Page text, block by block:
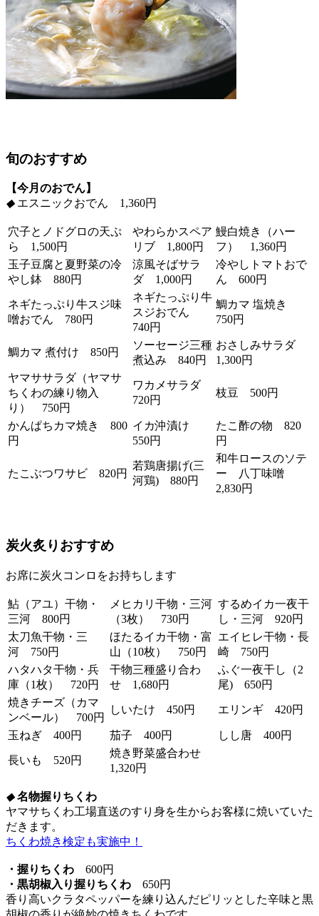
旬のおすすめ
【今月のおでん】
◆エスニックおでん 1,360円
穴子とノドグロの天ぷ
ら 1,500円
やわらかスペア
リブ 1,800円
鰻白焼き（ハー
フ） 1,360円
玉子豆腐と夏野菜の冷
やし鉢 880円
涼風そばサラ
ダ 1,000円
冷やしトマトおで
ん 600円
ネギたっぷり牛スジ味
噌おでん 780円
ネギたっぷり牛
スジおでん
740円
鯛カマ 塩焼き
750円
鯛カマ 煮付け 850円
ソーセージ三種
煮込み 840円
おさしみサラダ
1,300円
ヤマササラダ（ヤマサ
ちくわの練り物入
り） 750円
ワカメサラダ
720円
枝豆 500円
かんぱちカマ焼き 800
円
イカ沖漬け
550円
たこ酢の物 820
円
たこぶつワサビ 820円
若鶏唐揚げ(三
河鶏) 880円
和牛ロースのソテ
ー 八丁味噌
2,830円
炭火炙りおすすめ
お席に炭火コンロをお持ちします
鮎（アユ）干物・
三河 800円
メヒカリ干物・三河
（3枚） 730円
するめイカ一夜干
し・三河 920円
太刀魚干物・三
河 750円
ほたるイカ干物・富
山（10枚） 750円
エイヒレ干物・長
崎 750円
ハタハタ干物・兵
庫（1枚） 720円
干物三種盛り合わ
せ 1,680円
ふぐ一夜干し（2
尾) 650円
焼きチーズ（カマ
ンベール） 700円
しいたけ 450円 エリンギ 420円
玉ねぎ 400円 茄子 400円 しし唐 400円
長いも 520円
焼き野菜盛合わせ
1,320円
◆ 名物握りちくわ
ヤマサちくわ工場直送のすり身を生からお客様に焼いていた
だきます。
ちくわ焼き検定も実施中！
・握りちくわ 600円
・黒胡椒入り握りちくわ 650円
香り高いクラタペッパーを練り込んだピリッとした辛味と黒